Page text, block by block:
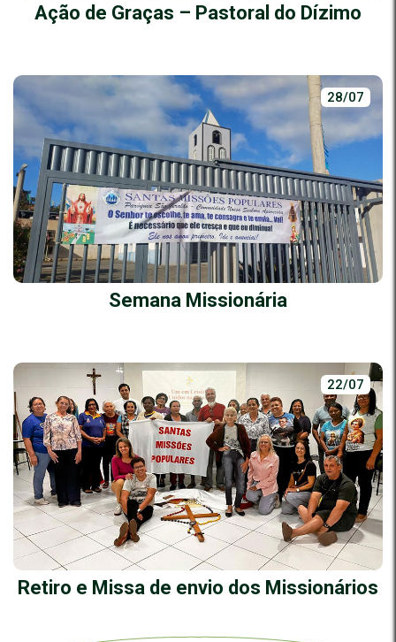
Ação de Graças – Pastoral do Dízimo
28/07
Semana Missionária
22/07
Retiro e Missa de envio dos Missionários